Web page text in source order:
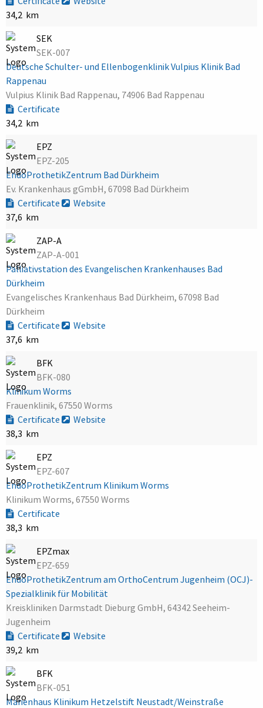
34,2 km
SEK
SEK-007
Deutsche Schulter- und Ellenbogenklinik Vulpius Klinik Bad
Rappenau
Vulpius Klinik Bad Rappenau, 74906 Bad Rappenau
Certificate
34,2 km
EPZ
EPZ-205
EndoProthetikZentrum Bad Dürkheim
Ev. Krankenhaus gGmbH, 67098 Bad Dürkheim
Certificate
Website
37,6 km
ZAP-A
ZAP-A-001
Palliativstation des Evangelischen Krankenhauses Bad
Dürkheim
Evangelisches Krankenhaus Bad Dürkheim, 67098 Bad
Dürkheim
Certificate
Website
37,6 km
BFK
BFK-080
Klinikum Worms
Frauenklinik, 67550 Worms
Certificate
Website
38,3 km
EPZ
EPZ-607
EndoProthetikZentrum Klinikum Worms
Klinikum Worms, 67550 Worms
Certificate
38,3 km
EPZmax
EPZ-659
EndoProthetikZentrum am OrthoCentrum Jugenheim (OCJ)-
Spezialklinik für Mobilität
Kreiskliniken Darmstadt Dieburg GmbH, 64342 Seeheim-
Jugenheim
Certificate
Website
39,2 km
BFK
BFK-051
Marienhaus Klinikum Hetzelstift Neustadt/Weinstraße